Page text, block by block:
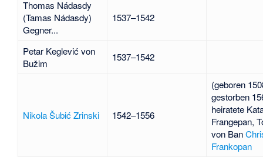
Thomas Nádasdy
(Tamas Nádasdy)
Gegner...
1537–1542
Petar Keglevićvon
Bužim
1537–1542
Nikola Šubić Zrinski 1542–1556
(geboren
gestorben
heiratete
Frangepan,
von Ban
Frankopan